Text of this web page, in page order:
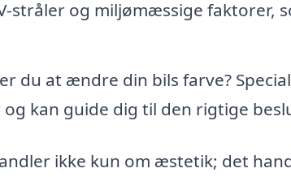
stråler og miljømæssige faktorer,
du at ændre din bils farve?
kan guide dig til den rigtige
ikke kun om æstetik; det